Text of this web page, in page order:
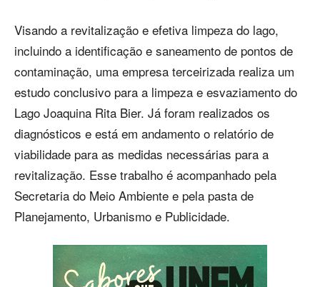
Visando a revitalização e efetiva limpeza do lago,
incluindo a identificação e saneamento de pontos de
contaminação, uma empresa terceirizada realiza um
estudo conclusivo para a limpeza e esvaziamento do
Lago Joaquina Rita Bier. Já foram realizados os
diagnósticos e está em andamento o relatório de
viabilidade para as medidas necessárias para a
revitalização. Esse trabalho é acompanhado pela
Secretaria do Meio Ambiente e pela pasta de
Planejamento, Urbanismo e Publicidade.